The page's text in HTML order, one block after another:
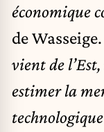
économique
de Wasseige.
vient de
estimer la